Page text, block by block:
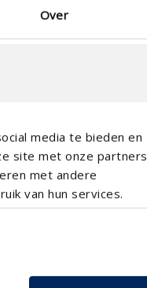
Over
media te bieden en
site met onze partners
met andere
van hun services.